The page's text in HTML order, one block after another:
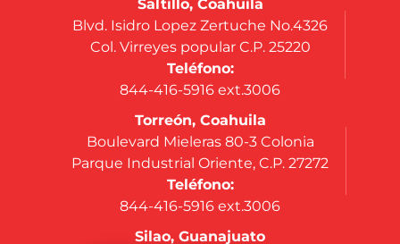
Saltillo, Coahuila
Blvd. Isidro Lopez Zertuche No.4326
Col. Virreyes popular C.P. 25220
Teléfono:
844-416-5916 ext.3006
Torreón, Coahuila
Boulevard Mieleras 80-3 Colonia
Parque Industrial Oriente, C.P. 27272
Teléfono:
844-416-5916 ext.3006
Silao, Guanajuato